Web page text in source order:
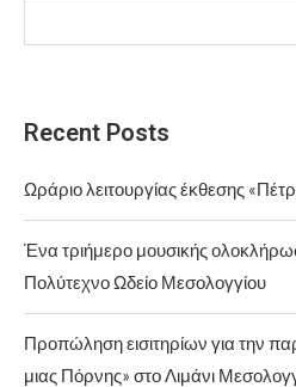
Recent Posts
Ωράριο λειτουργίας έκθεσης
Ένα τριήμερο μουσικής
Πολύτεχνο Ωδείο Μεσολογγίου
Προπώληση εισιτηρίων για την
μιας Πόρνης» στο Λιμάνι